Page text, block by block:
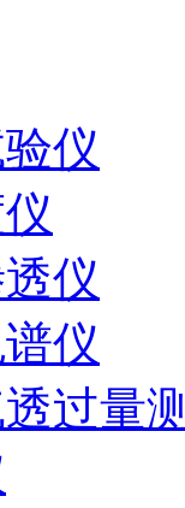
仪
仪
仪
过量